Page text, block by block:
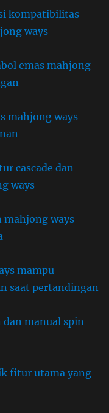
kompatibilitas
ways
emas mahjong
mahjong ways
cascade dan
ways
mahjong ways
mampu
saat pertandingan
manual spin
fitur utama yang